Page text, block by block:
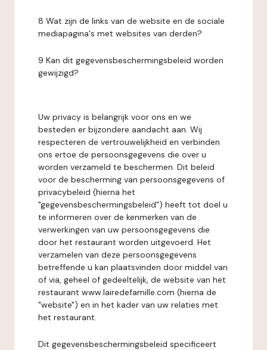
8 Wat zijn de links van de website en de sociale
mediapagina's met websites van derden?
9 Kan dit gegevensbeschermingsbeleid worden
gewijzigd?
Uw privacy is belangrijk voor ons en we
besteden er bijzondere aandacht aan. Wij
respecteren de vertrouwelijkheid en verbinden
ons ertoe de persoonsgegevens die over u
worden verzameld te beschermen. Dit beleid
voor de bescherming van persoonsgegevens of
privacybeleid (hierna het
"gegevensbeschermingsbeleid") heeft tot doel u
te informeren over de kenmerken van de
verwerkingen van uw persoonsgegevens die
door het restaurant worden uitgevoerd. Het
verzamelen van deze persoonsgegevens
betreffende u kan plaatsvinden door middel van
of via, geheel of gedeeltelijk, de website van het
restaurant www.lairedefamille.com (hierna de
"website") en in het kader van uw relaties met
het restaurant.
Dit gegevensbeschermingsbeleid specificeert